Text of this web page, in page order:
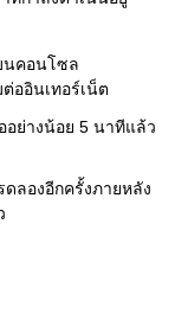
นคอนโซล
ออินเทอร์เน็ต
อย่างน้อย 5 นาทีแล้ว
ลองอีกครั้งภายหลัง